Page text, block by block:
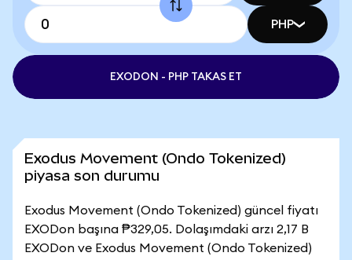
PHP
EXODON - PHP TAKAS ET
Exodus Movement (Ondo Tokenized)
piyasa son durumu
Exodus Movement (Ondo Tokenized) güncel fiyatı
EXODon başına ₱329,05. Dolaşımdaki arzı 2,17 B
EXODon ve Exodus Movement (Ondo Tokenized)